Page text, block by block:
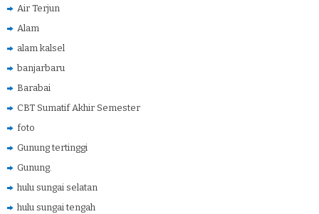
Air Terjun
Alam
alam kalsel
banjarbaru
Barabai
CBT Sumatif Akhir Semester
foto
Gunung tertinggi
Gunung.
hulu sungai selatan
hulu sungai tengah